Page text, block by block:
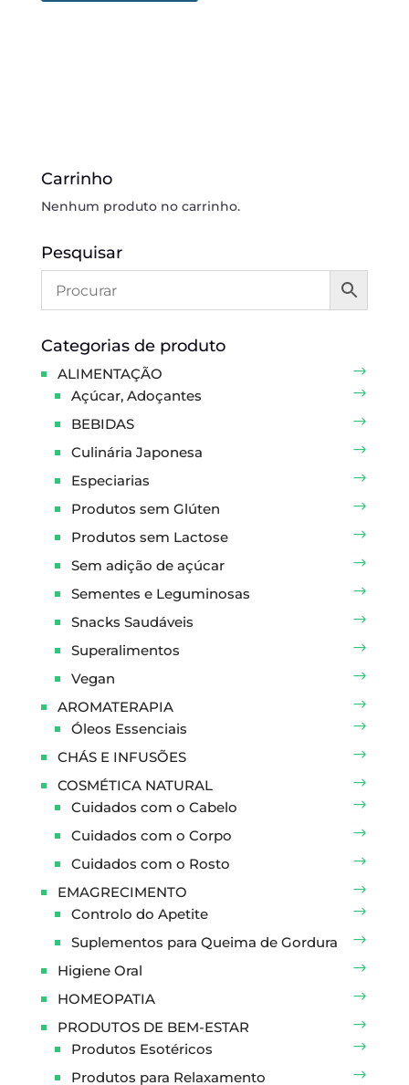
Carrinho
Nenhum produto no carrinho.
Pesquisar
Categorias de produto
ALIMENTAÇÃO
Açúcar, Adoçantes
BEBIDAS
Culinária Japonesa
Especiarias
Produtos sem Glúten
Produtos sem Lactose
Sem adição de açúcar
Sementes e Leguminosas
Snacks Saudáveis
Superalimentos
Vegan
AROMATERAPIA
Óleos Essenciais
CHÁS E INFUSÕES
COSMÉTICA NATURAL
Cuidados com o Cabelo
Cuidados com o Corpo
Cuidados com o Rosto
EMAGRECIMENTO
Controlo do Apetite
Suplementos para Queima de Gordura
Higiene Oral
HOMEOPATIA
PRODUTOS DE BEM-ESTAR
Produtos Esotéricos
Produtos para Relaxamento